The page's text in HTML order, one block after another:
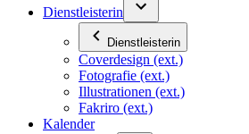
Dienstleisterin
Dienstleisterin
Coverdesign (ext.)
Fotografie (ext.)
Illustrationen (ext.)
Fakriro (ext.)
Kalender